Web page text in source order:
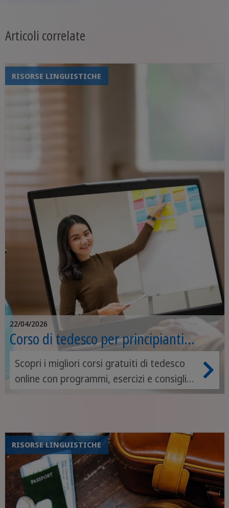
Articoli correlate
RISORSE LINGUISTICHE
22/04/2026
Corso di tedesco per principianti
online: programma ed esercizi
Scopri i migliori corsi gratuiti di tedesco
online con programmi, esercizi e consigli
per chi inizia Imparare il tedesco da zero?
o ripetere a pappagallo liste infinite di
vocaboli. Vuol dire iniziare a parlare, capire
e divertirsi con la lingua sin dal primo
RISORSE LINGUISTICHE